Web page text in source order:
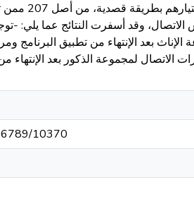
بإكمالية
وقد أسفرت النتائج عما يلي: -
بعد الإنتهاء من تطبيق البرنامج
الاتصال لمجموعة الذكور بعد الإنتهاء
10370